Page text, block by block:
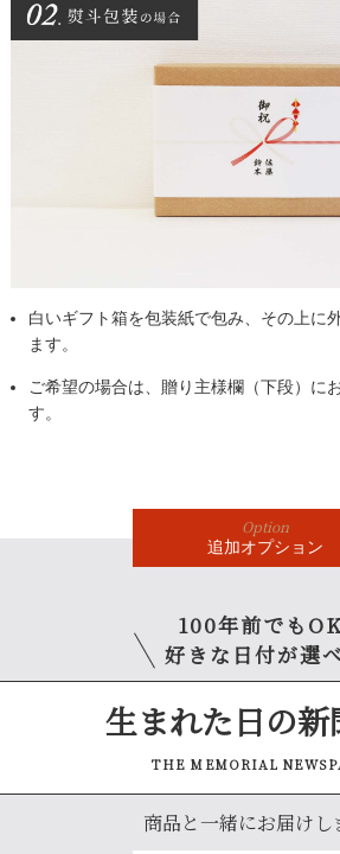
白いギフト箱を包装紙で包み、その上に
ます。
ご希望の場合は、贈り主様欄（下段）に
す。
Option
追加オプション
100年前でも
好きな日付が選
生まれた日の新
THE MEMORIAL
商品と一緒にお届けし